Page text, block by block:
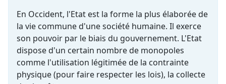
En Occident, l'Etat est la forme la plus élaborée de
la vie commune d'une société humaine. Il exerce
son pouvoir par le biais du gouvernement. L'Etat
dispose d'un certain nombre de monopoles
comme l'utilisation légitimée de la contrainte
physique (pour faire respecter les lois), la collecte